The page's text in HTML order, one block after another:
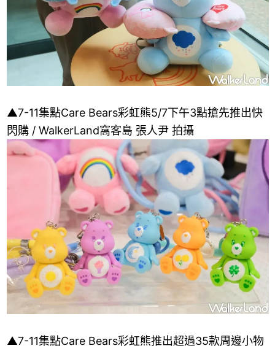
▲7-11集點Care Bears彩虹熊5/7下午3點搶先推出快
閃購 / WalkerLand窩客島 張人尹 拍攝
▲7-11集點Care Bears彩虹熊推出超過35款周邊小物